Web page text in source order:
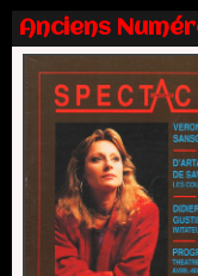
13/06/2026
Nomination de
13/06/2026
Dispositif SACD
18/03/2026
Anciens